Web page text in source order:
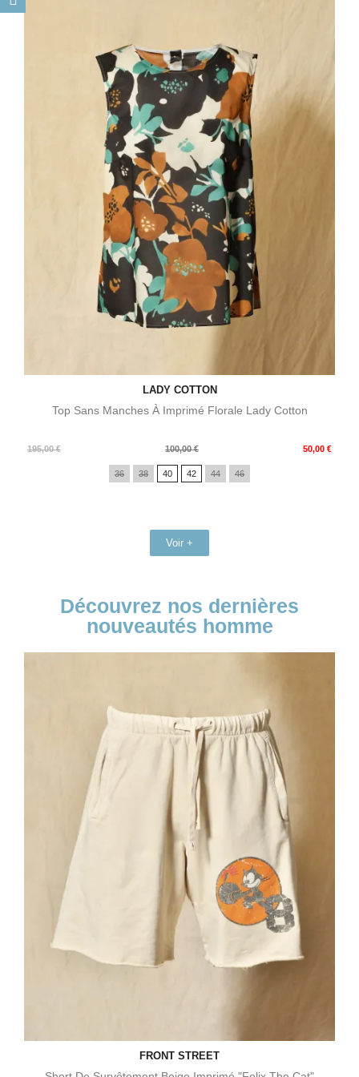
LADY COTTON
Top Sans Manches À Imprimé Florale Lady Cotton
195,00 €
Prix
100,00 € 50,00 €
Prix
36 38 40 42 44 46
Voir +
Découvrez nos dernières
nouveautés homme
FRONT STREET